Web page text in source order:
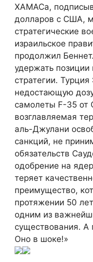
ХАМАСа,
долларов с США,
стратегические
израильское
продолжил
удержать позиции
стратегии.
недостающую
самолеты F-35
возглавляемая
аль-Джулани
санкций, не
обязательств
одобрение на
теряет
преимущество,
протяжении 50
одним из
существования. А
Оно в шоке!»